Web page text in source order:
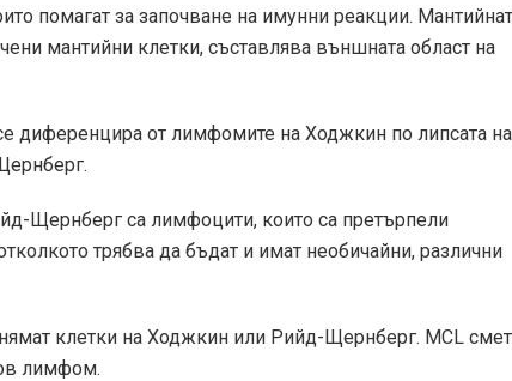
помагат за започване на имунни реакции.
мантийни клетки, съставлява външната област на
диференцира от лимфомите на Ходжкин по липсата на
Щернберг са лимфоцити, които са претърпели
трябва да бъдат и имат необичайни, различни
клетки на Ходжкин или Рийд-Щернберг. MCL
лимфом.